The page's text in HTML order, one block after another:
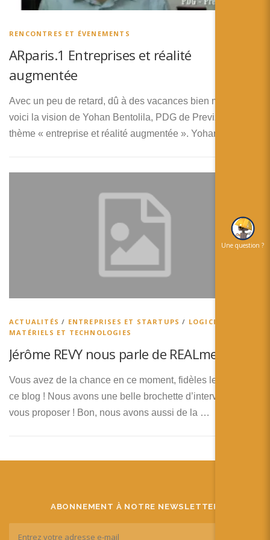
Español
RENCONTRES ET ÉVENEMENTS
ARparis.1 Entreprises et réalité
augmentée
Avec un peu de retard, dû à des vacances bien méritée
voici la vision de Yohan Bentolila, PDG de Previznet, sur le
thème « entreprise et réalité augmentée ». Yohan nous …
ACTUALITÉS / ENTREPRISES ET STARTUPS / LOGICIELS,
MATÉRIELS ET TECHNOLOGIES
Jérôme REVY nous parle de REALme
Vous avez de la chance en ce moment, fidèles lecteurs de
ce blog ! Nous avons une belle brochette d’interviews à
vous proposer ! Bon, nous avons aussi de la …
ABONNEMENT À NOTRE NEWSLETTER
Une question ?